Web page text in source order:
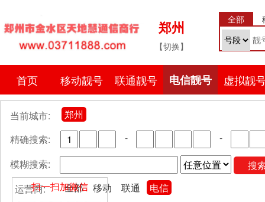
郑州
【切换】
全部
首页 移动靓号 联通靓号 电信靓号 虚拟靓
当前城市:
郑州
精确搜索:
-
-
模糊搜索:
搜
运营商:
全部 移动 联通
电信
扫一扫加微信